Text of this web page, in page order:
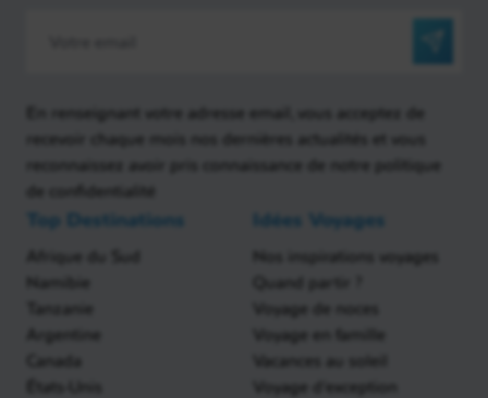
En renseignant votre adresse email, vous acceptez de
recevoir chaque mois nos dernières actualités et vous
reconnaissez avoir pris connaissance de notre politique
de confidentialité
Top Destinations
Afrique du Sud
Namibie
Tanzanie
Argentine
Canada
États-Unis
Idées Voyages
Nos inspirations voyages
Quand partir ?
Voyage de noces
Voyage en famille
Vacances au soleil
Voyage d'exception